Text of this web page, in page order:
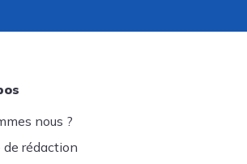
nous ?
de rédaction